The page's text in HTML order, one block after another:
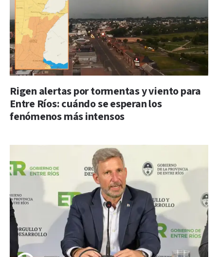
Rigen alertas por tormentas y viento para
Entre Ríos: cuándo se esperan los
fenómenos más intensos